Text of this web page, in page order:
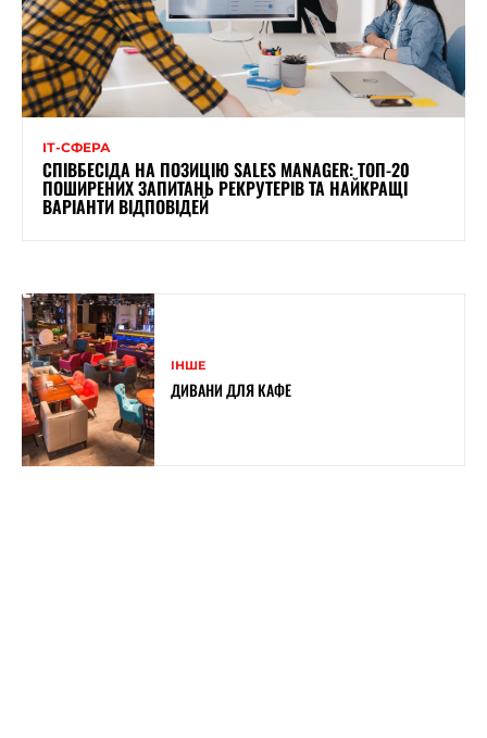
ІТ-СФЕРА
СПІВБЕСІДА НА ПОЗИЦІЮ SALES MANAGER: ТОП-20
ПОШИРЕНИХ ЗАПИТАНЬ РЕКРУТЕРІВ ТА НАЙКРАЩІ
ВАРІАНТИ ВІДПОВІДЕЙ
ІНШЕ
ДИВАНИ ДЛЯ КАФЕ